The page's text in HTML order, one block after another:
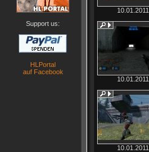
Support us:
HLPortal
auf Facebook
10.01.2011
10.01.2011
10.01.2011